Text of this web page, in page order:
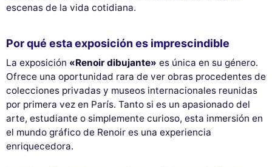
escenas de la vida cotidiana.
Por qué esta exposición es imprescindible
La exposición «Renoir dibujante» es única en su género.
Ofrece una oportunidad rara de ver obras procedentes de
colecciones privadas y museos internacionales reunidas
por primera vez en París. Tanto si es un apasionado del
arte, estudiante o simplemente curioso, esta inmersión en
el mundo gráfico de Renoir es una experiencia
enriquecedora.